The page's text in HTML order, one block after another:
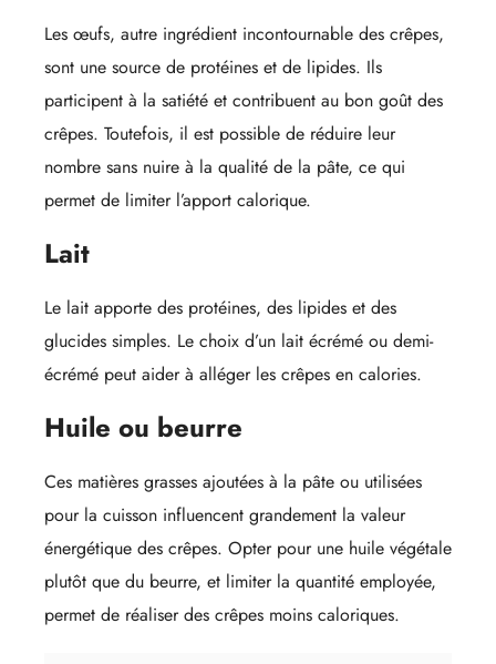
Les œufs, autre ingrédient incontournable des crêpes,
sont une source de protéines et de lipides. Ils
participent à la satiété et contribuent au bon goût des
crêpes. Toutefois, il est possible de réduire leur
nombre sans nuire à la qualité de la pâte, ce qui
permet de limiter l’apport calorique.
Lait
Le lait apporte des protéines, des lipides et des
glucides simples. Le choix d’un lait écrémé ou demi-
écrémé peut aider à alléger les crêpes en calories.
Huile ou beurre
Ces matières grasses ajoutées à la pâte ou utilisées
pour la cuisson influencent grandement la valeur
énergétique des crêpes. Opter pour une huile végétale
plutôt que du beurre, et limiter la quantité employée,
permet de réaliser des crêpes moins caloriques.